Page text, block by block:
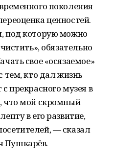
поколения
ценностей.
под которую можно
обязательно
свое «осязаемое»
тем, кто дал жизнь
прекрасного музея в
что мой скромный
в его развитие,
— сказал
Пушкарёв.